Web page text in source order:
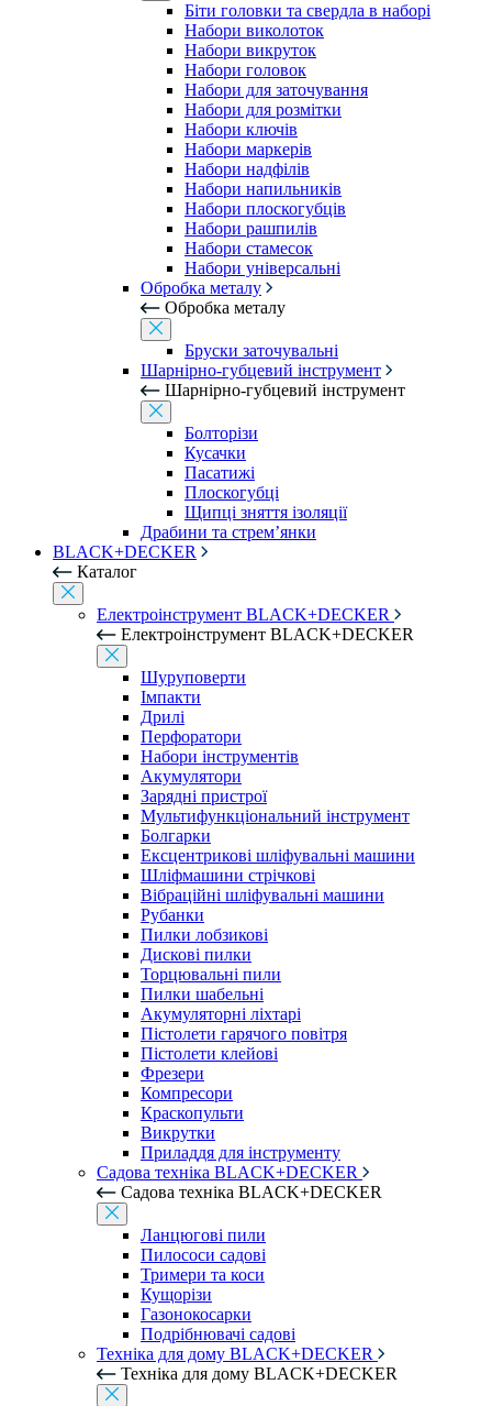
Біти головки та свердла в наборі
Набори виколоток
Набори викруток
Набори головок
Набори для заточування
Набори для розмітки
Набори ключів
Набори маркерів
Набори надфілів
Набори напильників
Набори плоскогубців
Набори рашпилів
Набори стамесок
Набори універсальні
Обробка металу
Обробка металу
Бруски заточувальні
Шарнірно-губцевий інструмент
Шарнірно-губцевий інструмент
Болторізи
Кусачки
Пасатижі
Плоскогубці
Щипці зняття ізоляції
Драбини та стрем’янки
BLACK+DECKER
Каталог
Електроінструмент BLACK+DECKER
Електроінструмент BLACK+DECKER
Шуруповерти
Імпакти
Дрилі
Перфоратори
Набори інструментів
Акумулятори
Зарядні пристрої
Мультифункціональний інструмент
Болгарки
Ексцентрикові шліфувальні машини
Шліфмашини стрічкові
Вібраційні шліфувальні машини
Рубанки
Пилки лобзикові
Дискові пилки
Торцювальні пили
Пилки шабельні
Акумуляторні ліхтарі
Пістолети гарячого повітря
Пістолети клейові
Фрезери
Компресори
Краскопульти
Викрутки
Приладдя для інструменту
Садова техніка BLACK+DECKER
Садова техніка BLACK+DECKER
Ланцюгові пили
Пилососи садові
Тримери та коси
Кущорізи
Газонокосарки
Подрібнювачі садові
Техніка для дому BLACK+DECKER
Техніка для дому BLACK+DECKER